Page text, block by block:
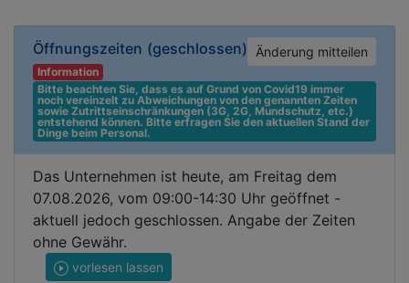
Öffnungszeiten (geschlossen) Änderung mitteilen
Information
Bitte beachten Sie, dass es auf Grund von Covid19 immer
noch vereinzelt zu Abweichungen von den genannten Zeiten
sowie Zutrittseinschränkungen (3G, 2G, Mundschutz, etc.)
entstehend können. Bitte erfragen Sie den aktuellen Stand der
Dinge beim Personal.
Das Unternehmen ist heute, am Freitag dem
07.08.2026, vom 09:00-14:30 Uhr geöffnet -
aktuell jedoch geschlossen. Angabe der Zeiten
ohne Gewähr.
vorlesen lassen